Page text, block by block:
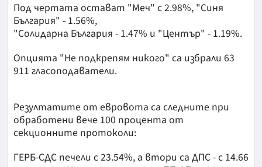
Под чертата остават "Меч" с 2.98%, "Синя
България" - 1.56%,
"Солидарна България - 1.47% и "Център" - 1.19%.
Опцията "Не подкрепям никого" са избрали 63
911 гласоподаватели.
Резултатите от евровота са следните при
обработени вече 100 процента от
секционните протоколи:
ГЕРБ-СДС печели с 23.54%, а втори са ДПС - с 14.66